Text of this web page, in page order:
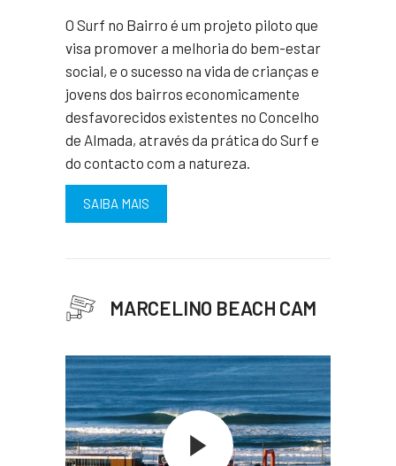
O Surf no Bairro é um projeto piloto que
visa promover a melhoria do bem-estar
social, e o sucesso na vida de crianças e
jovens dos bairros economicamente
desfavorecidos existentes no Concelho
de Almada, através da prática do Surf e
do contacto com a natureza.
SAIBA MAIS
MARCELINO BEACH CAM